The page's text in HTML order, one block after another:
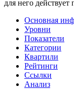
для него
Основная
Уровни
Показатели
Категории
Квартили
Рейтинги
Ссылки
Анализ